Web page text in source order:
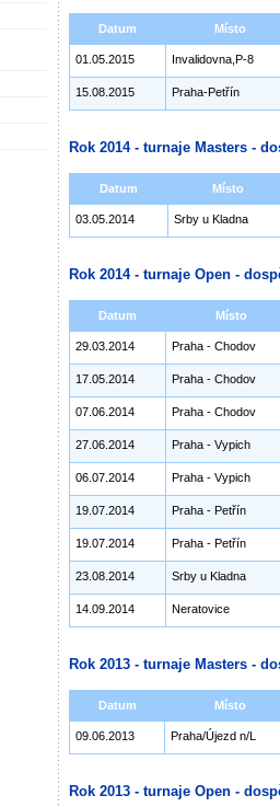
Datum Místo
01.05.2015 Invalidovna,P-8
15.08.2015 Praha-Petřín
Rok 2014 - turnaje Masters -
Datum Místo
03.05.2014 Srby u Kladna
Rok 2014 - turnaje Open -
Datum Místo
29.03.2014 Praha - Chodov
17.05.2014 Praha - Chodov
07.06.2014 Praha - Chodov
27.06.2014 Praha - Vypich
06.07.2014 Praha - Vypich
19.07.2014 Praha - Petřín
19.07.2014 Praha - Petřín
23.08.2014 Srby u Kladna
14.09.2014 Neratovice
Rok 2013 - turnaje Masters -
Datum Místo
09.06.2013 Praha/Újezd n/L
Rok 2013 - turnaje Open -